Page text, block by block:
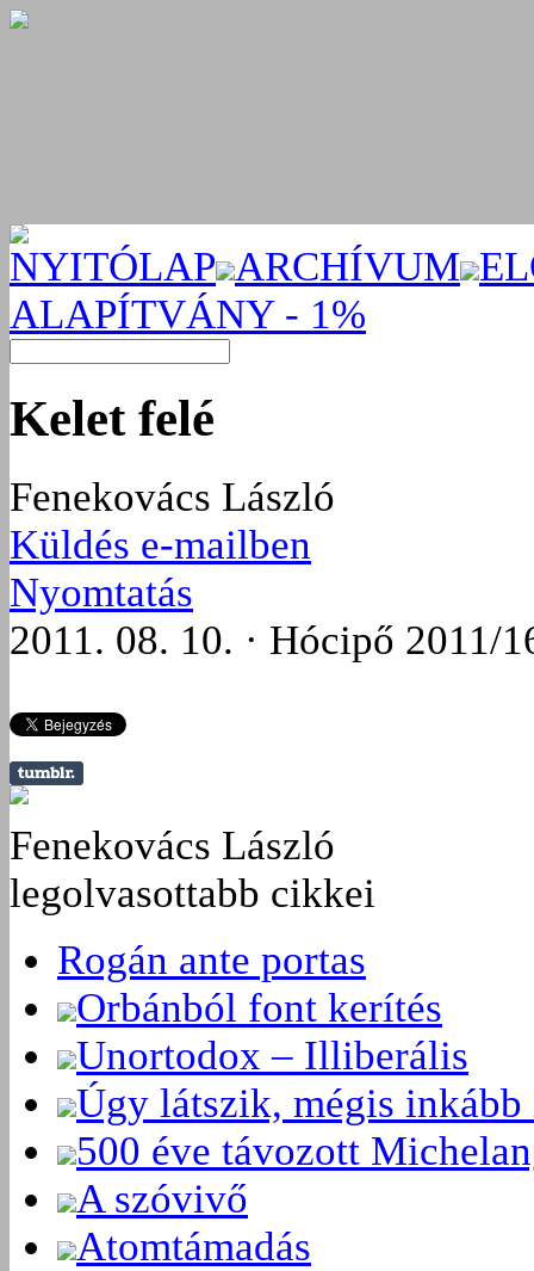
NYITÓLAP ARCHÍVUM
ALAPÍTVÁNY - 1%
Kelet felé
Fenekovács László
Küldés e-mailben
Nyomtatás
2011. 08. 10. · Hócipő 2011/
Fenekovács László
legolvasottabb cikkei
Rogán ante portas
Orbánból font kerítés
Unortodox – Illiberális
Úgy látszik, mégis inkább
500 éve távozott
A szóvivő
Atomtámadás